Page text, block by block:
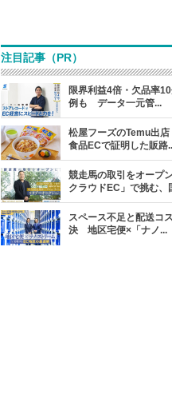
注目記事（PR）
限界利益4倍・欠品率
例も データ一元管...
松屋フーズのTemu出
食品ECで証明した販路
競走馬の取引をオープ
クラウドEC」で挑む、
スペース不足と配送コ
決 地区宅便×「ナノ...